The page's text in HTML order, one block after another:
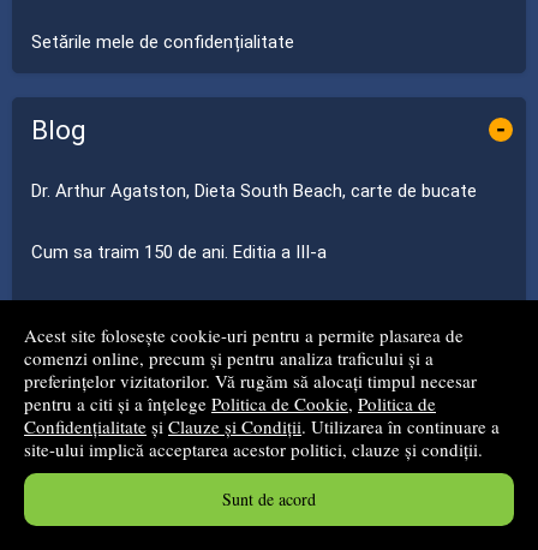
Acest site folosește cookie-uri pentru a permite plasarea de
comenzi online, precum și pentru analiza traficului și a
preferințelor vizitatorilor. Vă rugăm să alocați timpul necesar
pentru a citi și a înțelege Politica de Cookie, Politica de
Confidențialitate și Clauze și Condiții. Utilizarea în continuare a
site-ului implică acceptarea acestor politici, clauze și condiții.
Sunt de acord
Setările mele de confidențialitate
Blog -
Dr. Arthur Agatston, Dieta South Beach, carte de bucate
Cum sa traim 150 de ani. Editia a III-a
Herta Capraru
Homeopatia si viitorul acesteia
Prevenirea cancerului prin DIETA